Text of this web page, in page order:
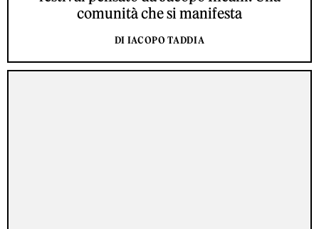
comunità che si manifesta
DI IACOPO TADDIA